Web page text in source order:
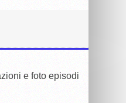
e foto episodi